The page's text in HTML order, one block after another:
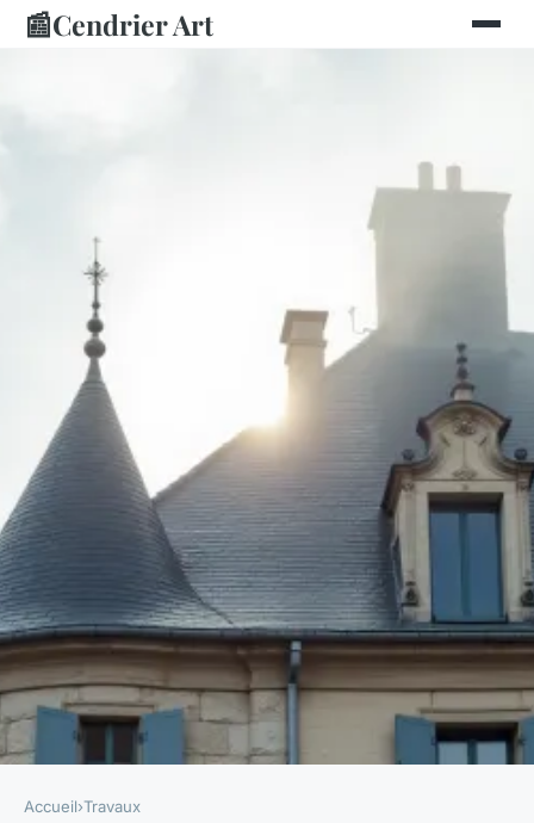
📰Cendrier Art
Accueil›Travaux